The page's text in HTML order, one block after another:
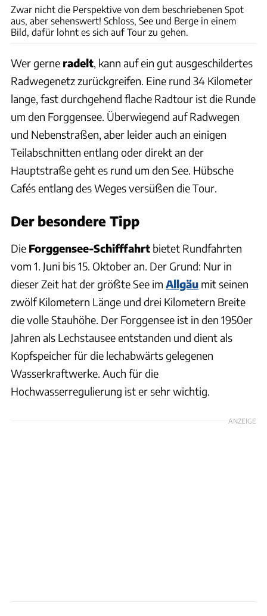
Zwar nicht die Perspektive von dem beschriebenen Spot
aus, aber sehenswert! Schloss, See und Berge in einem
Bild, dafür lohnt es sich auf Tour zu gehen.
Wer gerne radelt , kann auf ein gut ausgeschildertes
Radwegenetz zurückgreifen. Eine rund 34 Kilometer
lange, fast durchgehend flache Radtour ist die Runde
um den Forggensee. Überwiegend auf Radwegen
und Nebenstraßen, aber leider auch an einigen
Teilabschnitten entlang oder direkt an der
Hauptstraße geht es rund um den See. Hübsche
Cafés entlang des Weges versüßen die Tour.
Der besondere Tipp
Die Forggensee-Schifffahrt bietet Rundfahrten
vom 1. Juni bis 15. Oktober an. Der Grund: Nur in
dieser Zeit hat der größte See im Allgäu mit seinen
zwölf Kilometern Länge und drei Kilometern Breite
die volle Stauhöhe. Der Forggensee ist in den 1950er
Jahren als Lechstausee entstanden und dient als
Kopfspeicher für die lechabwärts gelegenen
Wasserkraftwerke. Auch für die
Hochwasserregulierung ist er sehr wichtig.
ANZEIGE